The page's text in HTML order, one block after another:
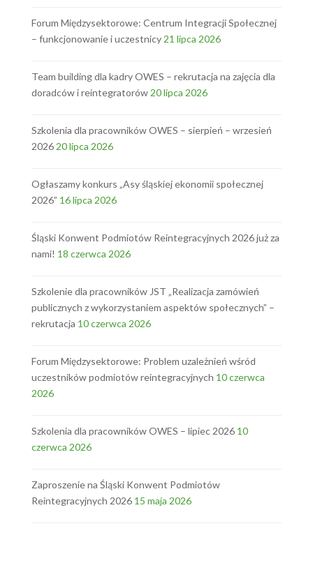
Forum Międzysektorowe: Centrum Integracji Społecznej
– funkcjonowanie i uczestnicy 21 lipca 2026
Team building dla kadry OWES – rekrutacja na zajęcia dla
doradców i reintegratorów 20 lipca 2026
Szkolenia dla pracowników OWES – sierpień – wrzesień
2026 20 lipca 2026
Ogłaszamy konkurs „Asy śląskiej ekonomii społecznej
2026” 16 lipca 2026
Śląski Konwent Podmiotów Reintegracyjnych 2026 już za
nami! 18 czerwca 2026
Szkolenie dla pracowników JST „Realizacja zamówień
publicznych z wykorzystaniem aspektów społecznych” –
rekrutacja 10 czerwca 2026
Forum Międzysektorowe: Problem uzależnień wśród
uczestników podmiotów reintegracyjnych 10 czerwca
2026
Szkolenia dla pracowników OWES – lipiec 2026 10
czerwca 2026
Zaproszenie na Śląski Konwent Podmiotów
Reintegracyjnych 2026 15 maja 2026